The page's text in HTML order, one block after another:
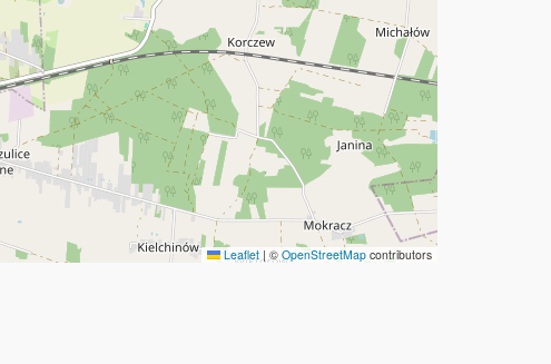
Leaflet | © OpenStreetMap contributors